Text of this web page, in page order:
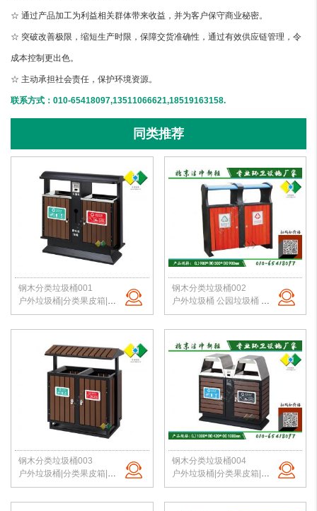
☆ 通过产品加工为利益相关群体带来收益，并为客户保守商业秘密。
☆ 突破改善极限，缩短生产时限，保障交货准确性，通过有效供应链管理，令
成本控制更出色。
☆ 主动承担社会责任，保护环境资源。
联系方式：010-65418097,13511066621,18519163158.
同类推荐
钢木分类垃圾桶001
户外垃圾桶|分类果皮箱|公园垃圾桶|钢木垃圾箱|景区垃圾桶|北京洁净新雅
钢木分类垃圾桶002
户外垃圾桶 公园垃圾桶 校园果皮箱 分类垃圾箱 北京垃圾桶 厂家直销
钢木分类垃圾桶003
户外垃圾桶|分类果皮箱|公园垃圾桶|钢木垃圾箱|景区垃圾桶|北京洁净新雅
钢木分类垃圾桶004
户外垃圾桶|分类果皮箱|公园垃圾桶|钢木垃圾箱|景区垃圾桶|北京洁净新雅